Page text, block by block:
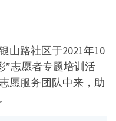
山路社区于2021年10
”志愿者专题培训活
愿服务团队中来，助